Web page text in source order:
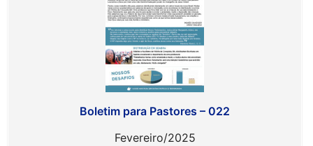
Boletim para Pastores – 022
Fevereiro/2025